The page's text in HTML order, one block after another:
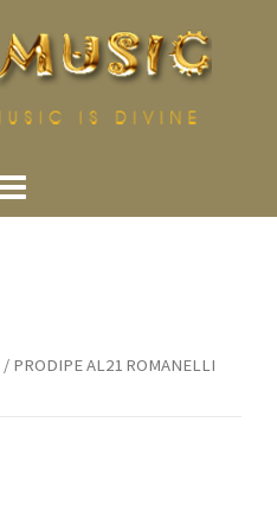
/ PRODIPE AL21 ROMANELLI